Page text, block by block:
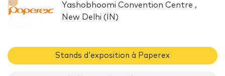
Yashobhoomi Convention Centre ,
New Delhi (IN)
Stands d'exposition à Paperex